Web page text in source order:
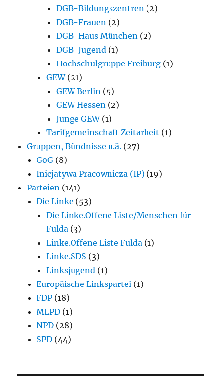
DGB-Bildungszentren (2)
DGB-Frauen (2)
DGB-Haus München (2)
DGB-Jugend (1)
Hochschulgruppe Freiburg (1)
GEW(21)
GEW Berlin (5)
GEW Hessen (2)
Junge GEW(1)
Tarifgemeinschaft Zeitarbeit (1)
Gruppen, Bündnisse u.ä. (27)
GoG (8)
Inicjatywa Pracownicza (IP) (19)
Parteien (141)
Die Linke (53)
Die Linke.Offene Liste/Menschen für
Fulda (3)
Linke.Offene Liste Fulda (1)
Linke.SDS (3)
Linksjugend (1)
Europäische Linkspartei (1)
FDP (18)
MLPD (1)
NPD (28)
SPD (44)